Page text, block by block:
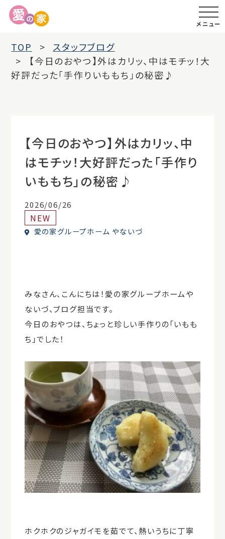
メニュー
TOP
スタッフブログ
【今日のおやつ】外はカリッ、中はモチッ！大
好評だった「手作りいももち」の秘密♪
【今日のおやつ】外はカリッ、中
はモチッ！大好評だった「手作り
いももち」の秘密♪
2026/06/26
NEW
愛の家グループホーム やないづ
みなさん、こんにちは！愛の家グループホームや
ないづ、ブログ担当です。
今日のおやつは、ちょっと珍しい手作りの「いもも
ち」でした！
ホクホクのジャガイモを茹でて、熱いうちに丁寧